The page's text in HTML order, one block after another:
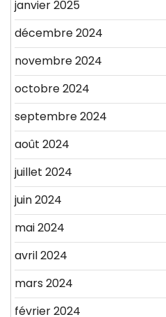
janvier 2025
décembre 2024
novembre 2024
octobre 2024
septembre 2024
août 2024
juillet 2024
juin 2024
mai 2024
avril 2024
mars 2024
février 2024